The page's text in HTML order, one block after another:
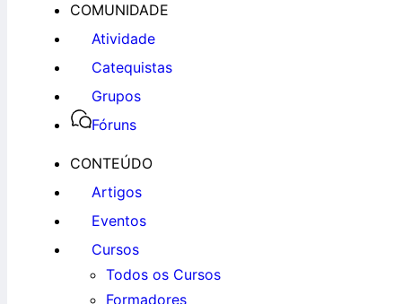
COMUNIDADE
Atividade
Catequistas
Grupos
Fóruns
CONTEÚDO
Artigos
Eventos
Cursos
Todos os Cursos
Formadores